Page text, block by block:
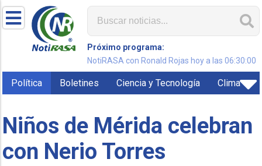
Próximo programa:
NotiRASA con Ronald Rojas hoy a las 06:30:00
Política Boletines Ciencia y Tecnología Clima
Niños de Mérida celebran
con Nerio Torres